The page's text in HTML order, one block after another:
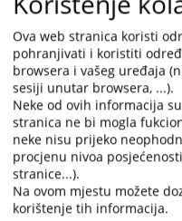
Pravosnažna odluka u
subjekata povećanja broja
odgovornošću, na osnovu
22.08.2024.
Ova web stranica koristi
pohranjivati i koristiti
browsera i vašeg uređaja
sesiji unutar browsera, ...).
Neke od ovih informacija
stranica ne bi mogla
neke nisu prijeko
procjenu nivoa
stranice...).
Na ovom mjestu možete
korištenje tih informacija.